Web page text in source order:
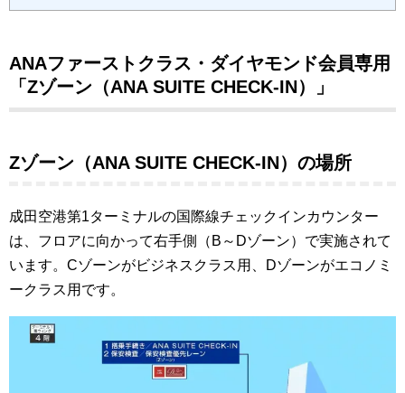
ANAファーストクラス・ダイヤモンド会員専用
「Zゾーン（ANA SUITE CHECK-IN）」
Zゾーン（ANA SUITE CHECK-IN）の場所
成田空港第1ターミナルの国際線チェックインカウンター
は、フロアに向かって右手側（B～Dゾーン）で実施されて
います。Cゾーンがビジネスクラス用、Dゾーンがエコノミ
ークラス用です。